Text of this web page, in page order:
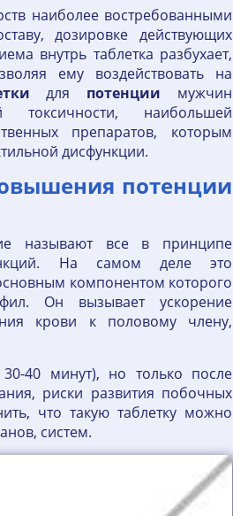
наиболее востребованными
дозировке действующих
внутрь таблетка разбухает,
ему воздействовать на
для потенции мужчин
наибольшей
препаратов, которым
дисфункции.
потенции
называют все в принципе
На самом деле это
компонентом которого
Он вызывает ускорение
крови к половому члену,
40 минут), но только после
риски развития побочных
что такую таблетку можно
систем.